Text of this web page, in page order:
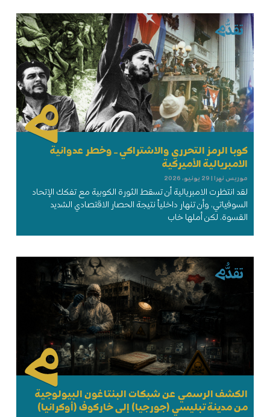
كوبا الرمز التحرري والاشتراكي .. وخطر عدوانية
الامبريالية الأميركية
موريس نهرا 29 يونيو، 2026
لقد انتظرت الامبريالية أن تسقط الثورة الكوبية مع تفكك الإتحاد
السوفياتي، وأن تنهار داخلياً نتيجة الحصار الاقتصادي الشديد
القسوة، لكن أملها خاب
الكشف الرسمي عن شبكات البنتاغون البيولوجية
من مدينة تبليسي (جورجيا) إلى خاركوف (أوكرانيا)